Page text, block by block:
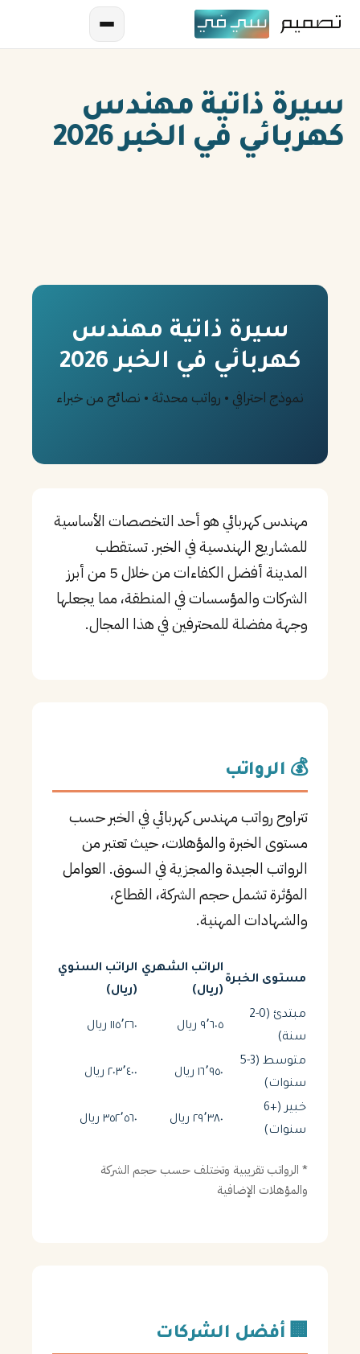
IN
سيرة ذاتية مهندس
كهربائي في الخبر 2026
سيرة ذاتية مهندس
كهربائي في الخبر 2026
نموذج احترافي • رواتب محدثة • نصائح من خبراء
مهندس كهربائي هو أحد التخصصات الأساسية
للمشاريع الهندسية في الخبر. تستقطب
المدينة أفضل الكفاءات من خلال 5 من أبرز
الشركات والمؤسسات في المنطقة، مما يجعلها
وجهة مفضلة للمحترفين في هذا المجال.
💰 الرواتب
تتراوح رواتب مهندس كهربائي في الخبر حسب
مستوى الخبرة والمؤهلات، حيث تعتبر من
الرواتب الجيدة والمجزية في السوق. العوامل
المؤثرة تشمل حجم الشركة، القطاع،
والشهادات المهنية.
مستوى الخبرة
الراتب الشهري
(ريال)
الراتب السنوي
(ريال)
مبتدئ (0-2
سنة)
٩٬٦٠٥ ريال ١١٥٬٢٦٠ ريال
متوسط (3-5
سنوات)
١٦٬٩٥٠ ريال ٢٠٣٬٤٠٠ ريال
خبير (+6
سنوات)
٢٩٬٣٨٠ ريال ٣٥٢٬٥٦٠ ريال
* الرواتب تقريبية وتختلف حسب حجم الشركة
والمؤهلات الإضافية
🏢 أفضل الشركات